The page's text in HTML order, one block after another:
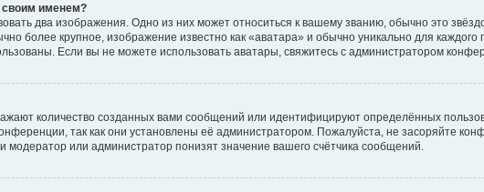
своим именем?
два изображения. Одно из них может относиться к вашему званию, обычно это
более крупное, изображение известно как «аватара» и обычно уникально для
Если вы не можете использовать аватары, свяжитесь с администратором
количество созданных вами сообщений или идентифицируют определённых
так как они установлены её администратором. Пожалуйста, не засоряйте
или администратор понизят значение вашего счётчика сообщений.